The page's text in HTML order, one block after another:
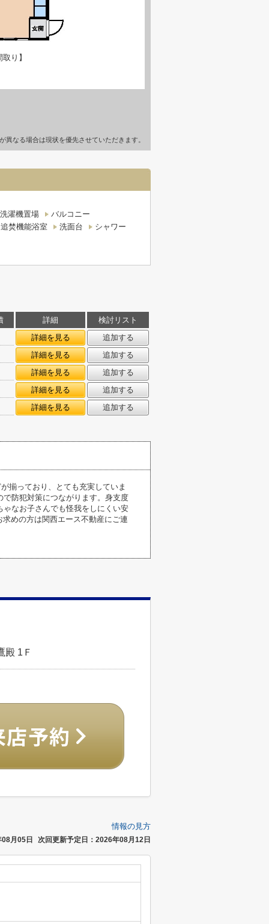
り】
なる場合は現状を優先させていただきます。
濯機置場
バルコニー
追焚機能浴室
洗面台 シャワー
詳細
検討リスト
詳細を見る
追加する
詳細を見る
追加する
詳細を見る
追加する
詳細を見る
追加する
詳細を見る 追加する
揃っており、とても充実していま
防犯対策につながります。身支度
なお子さんでも怪我をしにくい安
めの方は関西エース不動産にご連
殿 1Ｆ
情報の見方
月05日 次回更新予定日：2026年08月12日